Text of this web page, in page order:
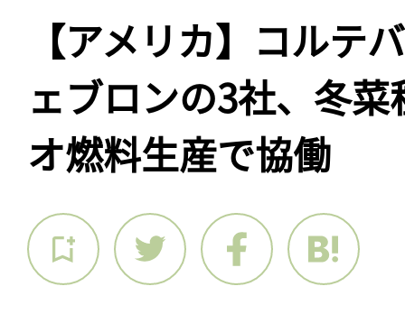
【アメリカ】コルテ
ェブロンの3社、冬
オ燃料生産で協働